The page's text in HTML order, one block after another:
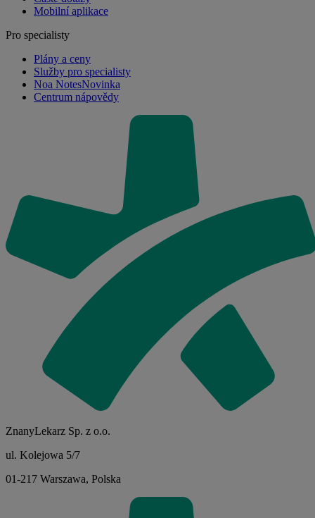
Mobilní aplikace
Pro specialisty
Plány a ceny
Služby pro specialisty
Noa NotesNovinka
Centrum nápovědy
ZnanyLekarz Sp. z o.o.
ul. Kolejowa 5/7
01-217 Warszawa, Polska